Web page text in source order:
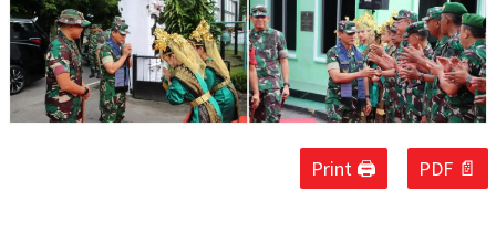
Print 🖨 PDF 📄